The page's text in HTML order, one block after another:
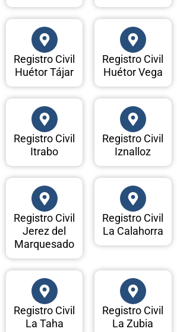
Registro Civil
Huétor Tájar
Registro Civil
Huétor Vega
Registro Civil
Itrabo
Registro Civil
Iznalloz
Registro Civil
Jerez del
Marquesado
Registro Civil
La Calahorra
Registro Civil
La Taha
Registro Civil
La Zubia